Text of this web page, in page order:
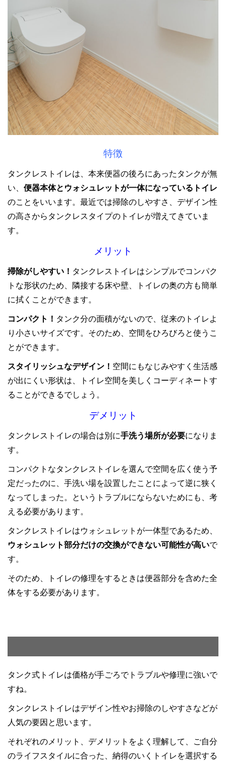
特徴
タンクレストイレは、本来便器の後ろにあったタンクが無
い、 便器本体とウォシュレットが一体になっているトイレ
のことをいいます。 最近では掃除のしやすさ、デザイン性
の高さからタンクレスタイプのトイレが増えてきていま
す。
メリット
掃除がしやすい！ タンクレストイレはシンプルでコンパク
トな形状のため、隣接する床や壁、トイレの奥の方も簡単
に拭くことができます。
コンパクト！ タンク分の面積がないので、従来のトイレよ
り小さいサイズです。そのため、空間をひろびろと使うこ
とができます。
スタイリッシュなデザイン！ 空間にもなじみやすく生活感
が出にくい形状は、トイレ空間を美しくコーディネートす
ることができるでしょう。
デメリット
タンクレストイレの場合は別に手洗う場所が必要になりま
す。
コンパクトなタンクレストイレを選んで空間を広く使う予
定だったのに、手洗い場を設置したことによって逆に狭く
なってしまった。というトラブルにならないためにも、考
える必要があります。
タンクレストイレはウォシュレットが一体型であるため、
ウォシュレット部分だけの交換ができない可能性が高いで
す。
そのため、トイレの修理をするときは便器部分を含めた全
体をする必要があります。
タンク式トイレは価格が手ごろでトラブルや修理に強いで
すね。
タンクレストイレはデザイン性やお掃除のしやすさなどが
人気の要因と思います。
それぞれのメリット、デメリットをよく理解して、ご自分
のライフスタイルに合った、納得のいくトイレを選択する